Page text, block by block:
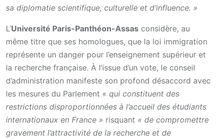
sa diplomatie scientifique, culturelle et d’influence. »
L’Université Paris-Panthéon-Assas considère, au
même titre que ses homologues, que la loi immigration
représente un danger pour l’enseignement supérieur et
la recherche française. À l’issue d’un vote, le conseil
d’administration manifeste son profond désaccord avec
les mesures du Parlement « qui constituent des
restrictions disproportionnées à l’accueil des étudiants
internationaux en France » risquant « de compromettre
gravement l’attractivité de la recherche et de